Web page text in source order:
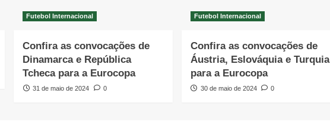
Futebol Internacional
Confira as convocações de
Dinamarca e República
Tcheca para a Eurocopa
31 de maio de 2024 0
Futebol Internacional
Confira as convocações de
Áustria, Eslováquia e Turquia
para a Eurocopa
30 de maio de 2024 0